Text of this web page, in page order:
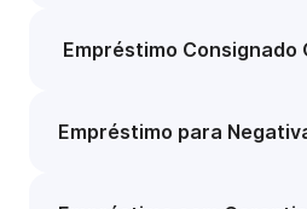
Empréstimo Consignado
Empréstimo para